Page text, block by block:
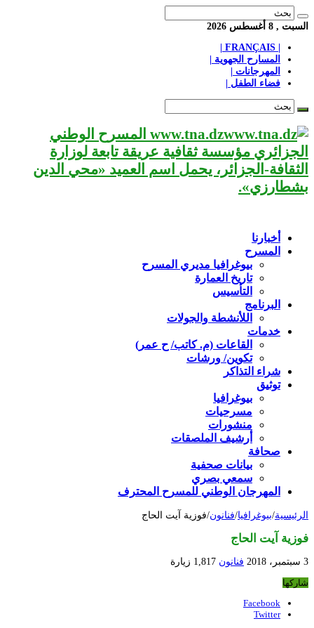
السبت , 8 أغسطس 2026
المسارح الجهوية |
المهرجانات |
فضاء الطفل |
www.tna.dz المسرح الوطني
الجزائري مؤسسة ثقافية عريقة تابعة لوزارة
الثقافة-الجزائر، يحمل اسم العميد «محي الدين
بشطارزي».
أخبارنا
المسرح
بيوغرافيا مديري المسرح
تاريخ العمارة
التأسيس
البرنامج
اللأنشطة والجولات
خدمات
القاعات (م. كاتب/ ح عمر)
تكوين/ ورشات
شراء التذاكر
توثيق
بيوغرافيا
مسرحيات
منشورات
أرشيف الملصقات
صحافة
بيانات صحفية
سمعي بصري
المهرجان الوطني للمسرح المحترف
الرئيسية/بيوغرافيا/فنانون/فوزية آيت الحاج
فوزية آيت الحاج
3 سبتمبر، 2018 فنانون 1,817 زيارة
شاركها
Facebook
Twitter